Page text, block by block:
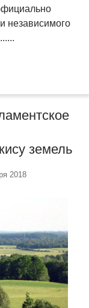
независимого
земель
2018